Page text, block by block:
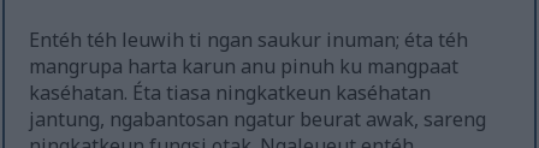
Entéh téh leuwih ti ngan saukur inuman; éta téh
mangrupa harta karun anu pinuh ku mangpaat
kaséhatan. Éta tiasa ningkatkeun kaséhatan
jantung, ngabantosan ngatur beurat awak, sareng